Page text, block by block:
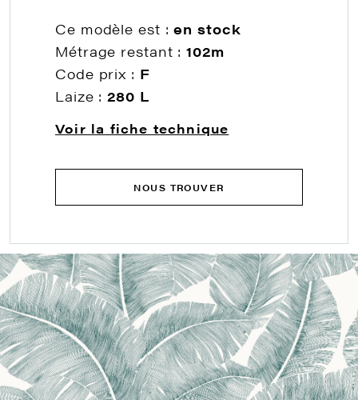
Ce modèle est :en stock
Métrage restant :102m
Code prix : F
Laize :280 L
Voir la fiche technique
NOUS TROUVER